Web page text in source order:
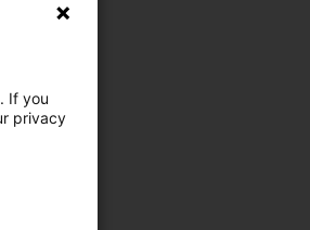
If you
privacy